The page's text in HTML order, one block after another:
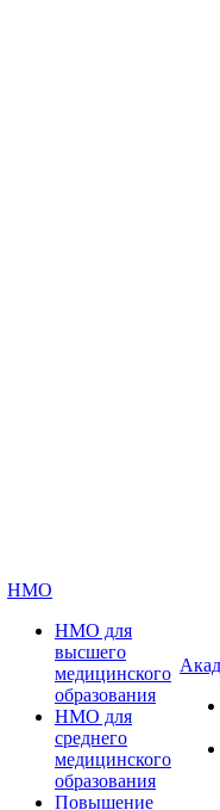
НМО
НМО для
высшего
медицинского
образования
НМО для
среднего
медицинского
образования
Повышение